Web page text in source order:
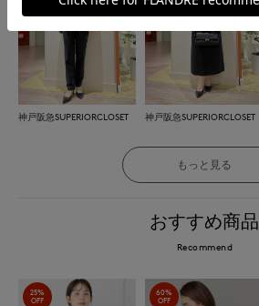
神戸阪急SUPERIORCLOSET 神戸阪急SUPERIORCLOSET
もっと見る
おすすめ商品
Recommend
25%
OFF
60%
OFF